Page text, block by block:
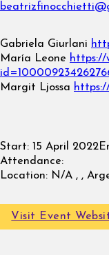
Gabriela Giurlani
María Leone https://
Margit Ljossa
Start: 15 April 2022
Attendance:
Location: N/A , ,
Visit Event